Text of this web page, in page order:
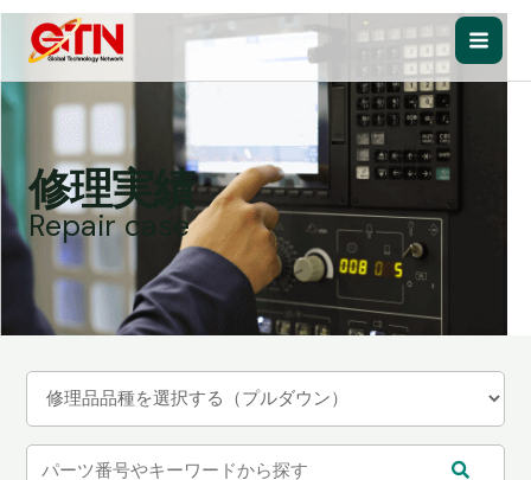
内
ス
プ
Main
修理実績
Repair case